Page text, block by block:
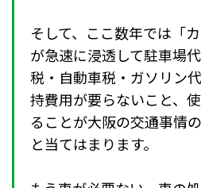
そして、ここ数年では「
が急速に浸透して駐車場
税・自動車税・ガソリン
持費用が要らないこと、
ることが大阪の交通事情
と当てはまります。